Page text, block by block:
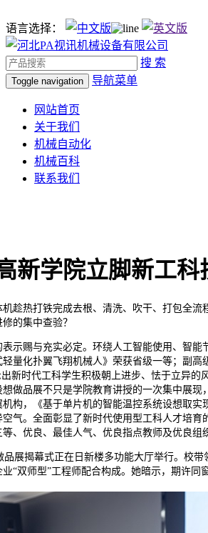
语言选择：
搜 索
Toggle navigation 导航菜单
网站首页
关于我们
机械自动化
机械百科
联系我们
新学院立脚新工科
热打铁完成去根、清洗、吹干、打包全流
的集中查验？
赐与充实必定。环绕人工智能使用、智能
量化扑翼飞翔机械人》荣获省级一等；副高
新时代工科学生积极朝上进步、怯于立异的
做品展不只是学院教育讲授的一次集中展现
构，《基于单片机的智能温控系统设想取实
气。全面彰显了新时代使用型工科人才培育
、优良、最佳人气、优良指点教师及优良组
揭幕式正在日新楼多功能大厅举行。校带
“双师型”工程师配合构成。她暗示，期许同